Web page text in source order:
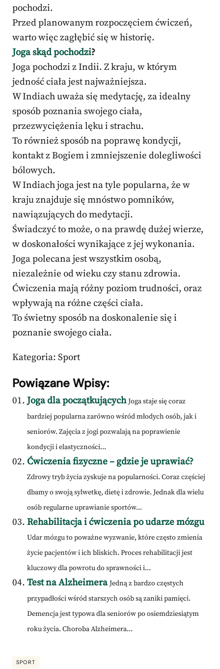
pochodzi.
Przed planowanym rozpoczęciem ćwiczeń,
warto więc zagłębić się w historię.
Joga skąd pochodzi?
Joga pochodzi z Indii. Z kraju, w którym
jedność ciała jest najważniejsza.
W Indiach uważa się medytację, za idealny
sposób poznania swojego ciała,
przezwyciężenia lęku i strachu.
To również sposób na poprawę kondycji,
kontakt z Bogiem i zmniejszenie dolegliwości
bólowych.
W Indiach joga jest na tyle popularna, że w
kraju znajduje się mnóstwo pomników,
nawiązujących do medytacji.
Świadczyć to może, o na prawdę dużej wierze,
w doskonałości wynikające z jej wykonania.
Joga polecana jest wszystkim osobą,
niezależnie od wieku czy stanu zdrowia.
Ćwiczenia mają różny poziom trudności, oraz
wpływają na różne części ciała.
To świetny sposób na doskonalenie się i
poznanie swojego ciała.
Kategoria: Sport
Powiązane Wpisy:
Joga dla początkujących Joga staje się coraz
bardziej popularna zarówno wśród młodych osób, jak i
seniorów. Zajęcia z jogi pozwalają na poprawienie
kondycji i elastyczności...
Ćwiczenia fizyczne – gdzie je uprawiać?
Zdrowy tryb życia zyskuje na popularności. Coraz częściej
dbamy o swoją sylwetkę, dietę i zdrowie. Jednak dla wielu
osób regularne uprawianie sportów...
Rehabilitacja i ćwiczenia po udarze mózgu
Udar mózgu to poważne wyzwanie, które często zmienia
życie pacjentów i ich bliskich. Proces rehabilitacji jest
kluczowy dla powrotu do sprawności i...
Test na Alzheimera Jedną z bardzo częstych
przypadłości wśród starszych osób są zaniki pamięci.
Demencja jest typowa dla seniorów po osiemdziesiątym
roku życia. Choroba Alzheimera...
SPORT